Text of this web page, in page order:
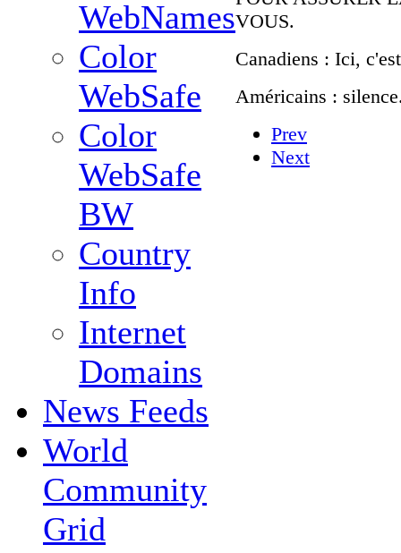
WebNames
Color
WebSafe
Color
WebSafe
BW
Country
Info
Internet
Domains
News Feeds
World
Community
Grid
VOUS.
Canadiens : Ici,
Américains :
Prev
Next